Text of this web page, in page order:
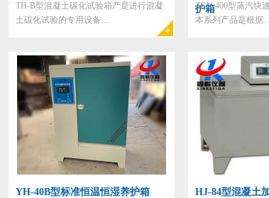
TH-B型混凝土碳化试验箱产是进行混凝
土碳化试验的专用设备…
护箱
ZKY-400型蒸汽快
本系列产品是根据
YH-40B型标准恒温恒湿养护箱 HJ-84型混凝土